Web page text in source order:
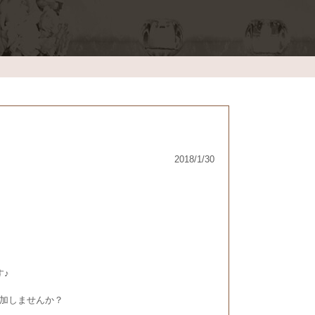
2018/1/30
♪
しませんか？